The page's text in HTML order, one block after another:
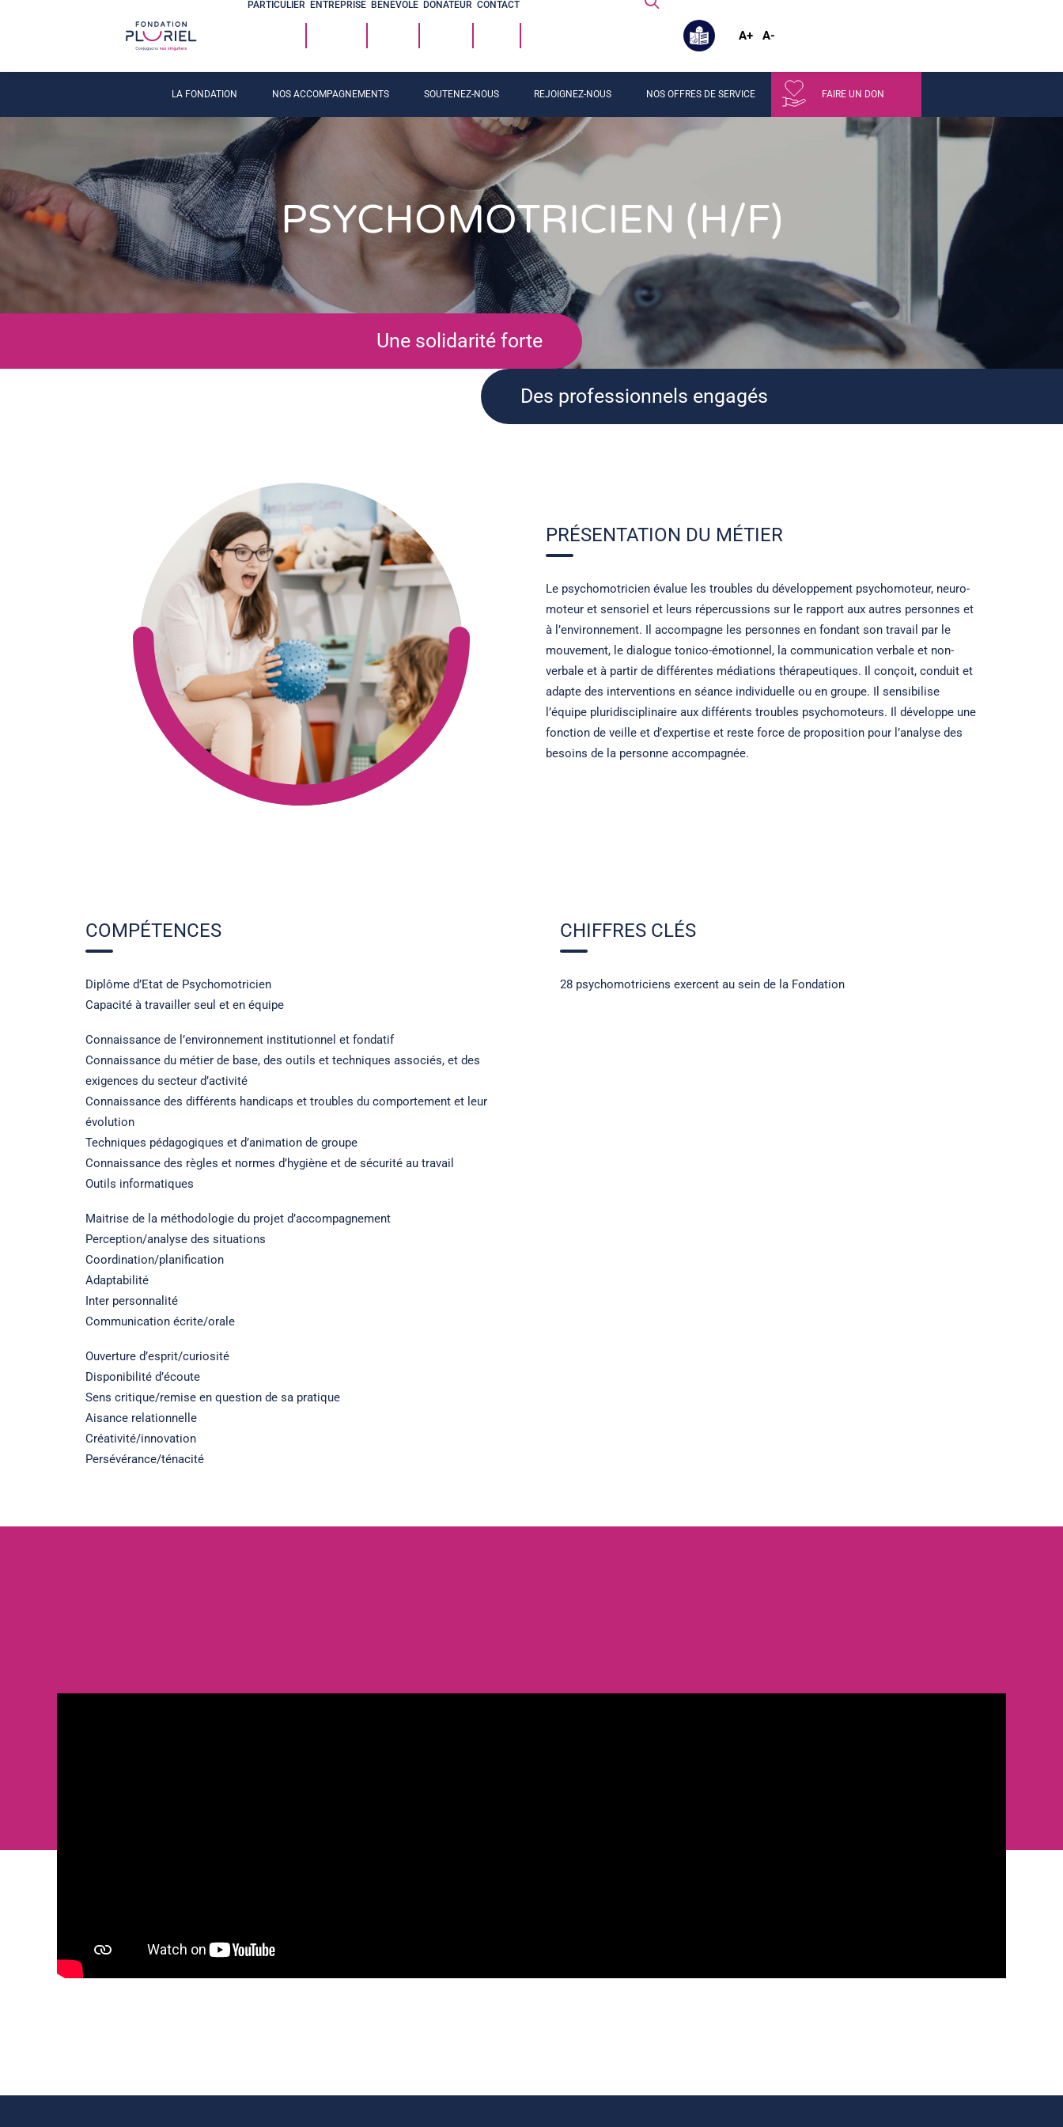
PARTICULIER ENTREPRISE BÉNÉVOLE DONATEUR CONTACT
A+ A-
LA FONDATION NOS ACCOMPAGNEMENTS SOUTENEZ-NOUS REJOIGNEZ-NOUS NOS OFFRES DE SERVICE FAIRE UN DON
PSYCHOMOTRICIEN (H/F)
Une solidarité forte
Des professionnels engagés
PRÉSENTATION DU MÉTIER
Le psychomotricien évalue les troubles du développement psychomoteur, neuro-
moteur et sensoriel et leurs répercussions sur le rapport aux autres personnes et
à l’environnement. Il accompagne les personnes en fondant son travail par le
mouvement, le dialogue tonico-émotionnel, la communication verbale et non-
verbale et à partir de différentes médiations thérapeutiques. Il conçoit, conduit et
adapte des interventions en séance individuelle ou en groupe. Il sensibilise
l’équipe pluridisciplinaire aux différents troubles psychomoteurs. Il développe une
fonction de veille et d’expertise et reste force de proposition pour l’analyse des
besoins de la personne accompagnée.
COMPÉTENCES
Diplôme d’Etat de Psychomotricien
Capacité à travailler seul et en équipe
Connaissance de l’environnement institutionnel et fondatif
Connaissance du métier de base, des outils et techniques associés, et des
exigences du secteur d’activité
Connaissance des différents handicaps et troubles du comportement et leur
évolution
Techniques pédagogiques et d’animation de groupe
Connaissance des règles et normes d’hygiène et de sécurité au travail
Outils informatiques
Maitrise de la méthodologie du projet d’accompagnement
Perception/analyse des situations
Coordination/planification
Adaptabilité
Inter personnalité
Communication écrite/orale
Ouverture d’esprit/curiosité
Disponibilité d’écoute
Sens critique/remise en question de sa pratique
Aisance relationnelle
Créativité/innovation
Persévérance/ténacité
CHIFFRES CLÉS
28 psychomotriciens exercent au sein de la Fondation